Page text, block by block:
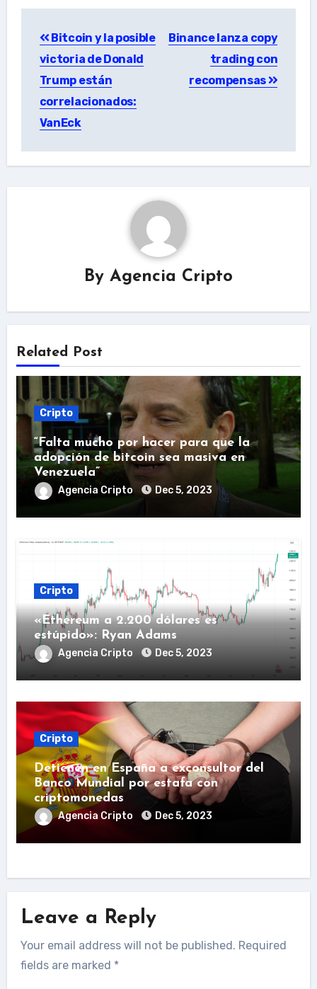
navigation
Bitcoin y la posible
victoria de Donald
Trump están
correlacionados:
VanEck
Binance lanza copy
trading con
recompensas
By Agencia Cripto
Related Post
Cripto
“Falta mucho por hacer para que la
adopción de bitcoin sea masiva en
Venezuela”
Agencia Cripto Dec 5, 2023
Cripto
«Ethereum a 2.200 dólares es
estúpido»: Ryan Adams
Agencia Cripto Dec 5, 2023
Cripto
Detienen en España a exconsultor del
Banco Mundial por estafa con
criptomonedas
Agencia Cripto Dec 5, 2023
Leave a Reply
Your email address will not be published. Required
fields are marked *